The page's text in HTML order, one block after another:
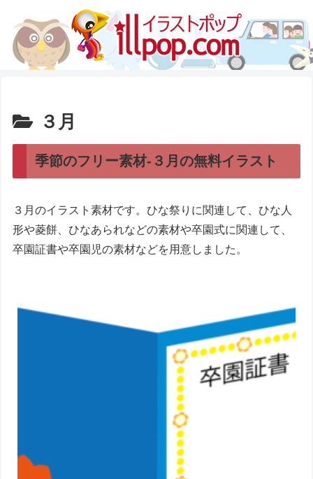
３月
季節のフリー素材-３月の無料イラスト
３月のイラスト素材です。ひな祭りに関連して、ひな人
形や菱餅、ひなあられなどの素材や卒園式に関連して、
卒園証書や卒園児の素材などを用意しました。